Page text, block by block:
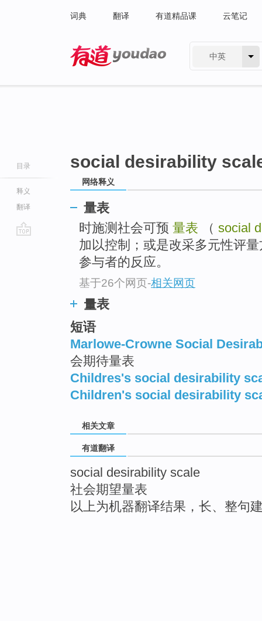
词典 翻译 有道精品课 云笔记
中英
目录
释义
翻译
social desirability
网络释义
量表
时施测社会可预 量表 （ social
加以控制；或是改采多元性评
参与者的反应。
基于26个网页-相关网页
量表
短语
Marlowe-Crowne Social
会期待量表
Childres's social desirability
Children's social desirability
相关文章
有道翻译
social desirability scale
社会期望量表
以上为机器翻译结果，长、整句